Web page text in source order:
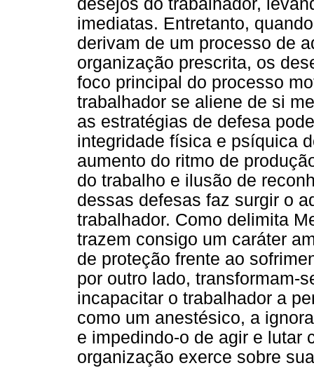
imediatas. Entretanto,
derivam de um processo de
organização prescrita, os
foco principal do processo
trabalhador se aliene de si
as estratégias de defesa
integridade física e psíquica
aumento do ritmo de
do trabalho e ilusão de
dessas defesas faz surgir o
trabalhador. Como delimita
trazem consigo um caráter
de proteção frente ao
por outro lado, transformam-
incapacitar o trabalhador a
como um anestésico, a
e impedindo-o de agir e lutar
organização exerce sobre